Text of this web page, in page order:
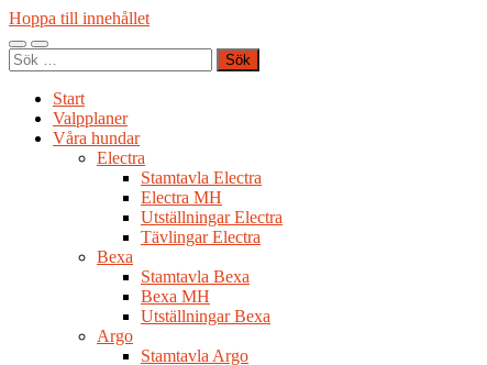
Hoppa till innehållet
Slå
på/av
Slå
på/av
Sök
efter:
Start
Valpplaner
Våra hundar
Electra
Stamtavla Electra
Electra MH
Utställningar Electra
Tävlingar Electra
Bexa
Stamtavla Bexa
Bexa MH
Utställningar Bexa
Argo
Stamtavla Argo